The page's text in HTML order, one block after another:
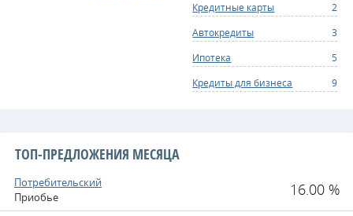
Кредитные карты
2
Автокредиты
3
Ипотека
5
Кредиты для бизнеса
9
ТОП-ПРЕДЛОЖЕНИЯ МЕСЯЦА
Потребительский
Приобье
16.00 %